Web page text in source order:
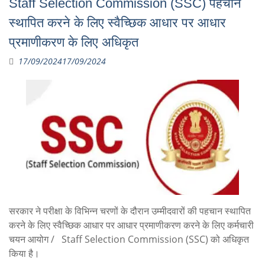
Staff Selection Commission (SSC) पहचान
स्थापित करने के लिए स्वैच्छिक आधार पर आधार
प्रमाणीकरण के लिए अधिकृत
17/09/202417/09/2024
सरकार ने परीक्षा के विभिन्न चरणों के दौरान उम्मीदवारों की पहचान स्थापित
करने के लिए स्वैच्छिक आधार पर आधार प्रमाणीकरण करने के लिए कर्मचारी
चयन आयोग / Staff Selection Commission (SSC) को अधिकृत
किया है।